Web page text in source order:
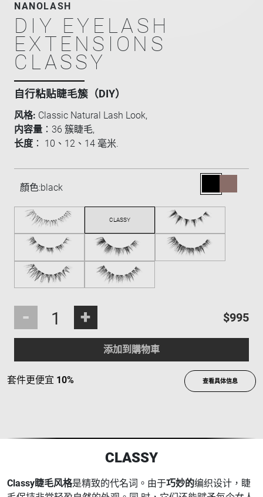
NANOLASH
DIY EYELASH
EXTENSIONS
CLASSY
自行粘贴睫毛簇（DIY）
风格: Classic Natural Lash Look,
内容量 ：36 簇睫毛,
长度 ： 10、12、14 毫米.
顏色:black
- + $995
添加到購物車
套件更便宜 10% 查看具体信息
CLASSY
Classy睫毛风格是精致的代名词。由于巧妙的编织设计，睫